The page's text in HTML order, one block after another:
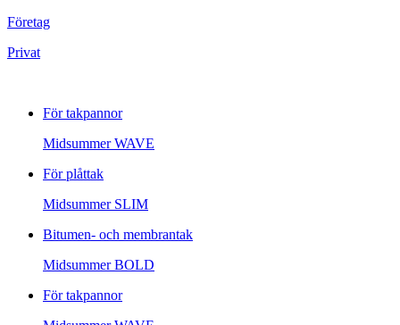
Företag
Privat
För takpannor
MidsummerWAVE
För plåttak
Midsummer SLIM
Bitumen- och membrantak
MidsummerBOLD
För takpannor